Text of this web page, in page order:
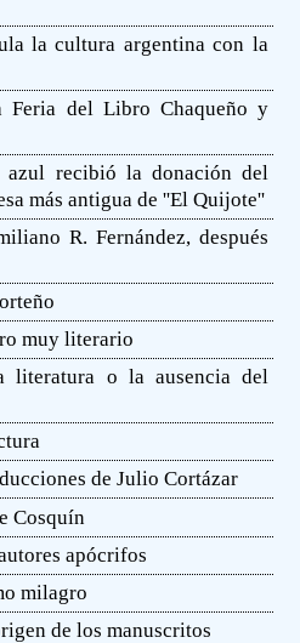
la cultura argentina con la
Feria del Libro Chaqueño y
azul recibió la donación del
más antigua de ''El Quijote''
R. Fernández, después
muy literario
literatura o la ausencia del
de Julio Cortázar
Cosquín
apócrifos
milagro
de los manuscritos